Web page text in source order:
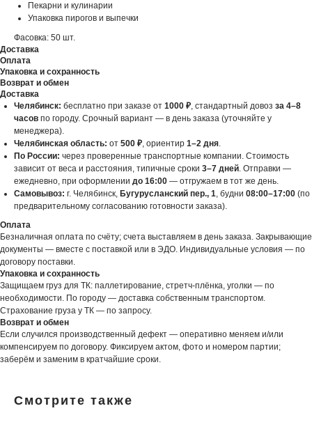
Пекарни и кулинарии
Упаковка пирогов и выпечки
Фасовка: 50 шт.
Доставка
Оплата
Упаковка и сохранность
Возврат и обмен
Доставка
Челябинск: бесплатно при заказе от 1000 ₽, стандартный довоз за 4–8
часов по городу. Срочный вариант — в день заказа (уточняйте у
менеджера).
Челябинская область: от 500 ₽, ориентир 1–2 дня.
По России: через проверенные транспортные компании. Стоимость
зависит от веса и расстояния, типичные сроки 3–7 дней. Отправки —
ежедневно, при оформлении до 16:00 — отгружаем в тот же день.
Самовывоз: г. Челябинск, Бугурусланский пер., 1, будни 08:00–17:00 (по
предварительному согласованию готовности заказа).
Оплата
Безналичная оплата по счёту; счета выставляем в день заказа. Закрывающие
документы — вместе с поставкой или в ЭДО. Индивидуальные условия — по
договору поставки.
Упаковка и сохранность
Защищаем груз для ТК: паллетирование, стретч-плёнка, уголки — по
необходимости. По городу — доставка собственным транспортом.
Страхование груза у ТК — по запросу.
Возврат и обмен
Если случился производственный дефект — оперативно меняем и/или
компенсируем по договору. Фиксируем актом, фото и номером партии;
заберём и заменим в кратчайшие сроки.
Смотрите также